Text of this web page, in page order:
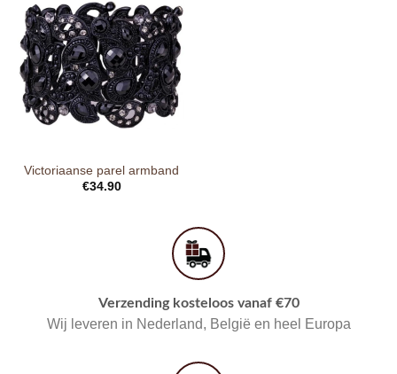
Victoriaanse parel armband
€34.90
Verzending kosteloos vanaf €70
Wij leveren in Nederland, België en heel Europa